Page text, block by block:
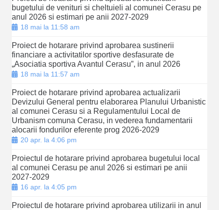
bugetului de venituri si cheltuieli al comunei Cerasu pe
anul 2026 si estimari pe anii 2027-2029
18 mai la 11:58 am
Proiect de hotarare privind aprobarea sustinerii
financiare a activitatilor sportive desfasurate de
„Asociatia sportiva Avantul Cerasu”, in anul 2026
18 mai la 11:57 am
Proiect de hotarare privind aprobarea actualizarii
Devizului General pentru elaborarea Planului Urbanistic
al comunei Cerasu si a Regulamentului Local de
Urbanism comuna Cerasu, in vederea fundamentarii
alocarii fondurilor eferente prog 2026-2029
20 apr. la 4:06 pm
Proiectul de hotarare privind aprobarea bugetului local
al comunei Cerasu pe anul 2026 si estimari pe anii
2027-2029
16 apr. la 4:05 pm
Proiectul de hotarare privind aprobarea utilizarii in anul